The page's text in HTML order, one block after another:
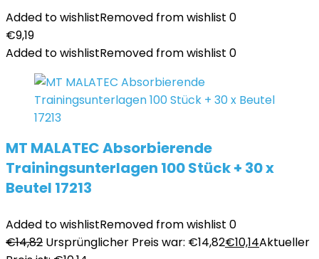
Added to wishlistRemoved from wishlist 0
€9,19
Added to wishlistRemoved from wishlist 0
MT MALATEC Absorbierende
Trainingsunterlagen 100 Stück + 30 x
Beutel 17213
Added to wishlistRemoved from wishlist 0
€14,82 Ursprünglicher Preis war: €14,82€10,14Aktueller